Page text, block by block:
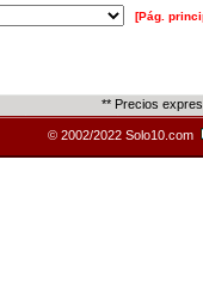
[Pág.
** Precios
© 2002/2022 Solo10.com